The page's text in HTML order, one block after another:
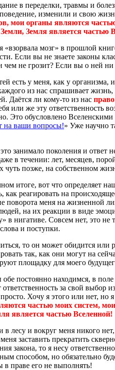
в переделки, травмы и
изменили и свою
мои органы являются
Земля является частью
«взорвала мозг» в прошлой
Если вы не знаете законы
не грозит? Если вы о ней ни
есть у меня, как у
из нас спрашивает
Даётся ли кому-то из нас
или же эту ответственность
Это обусловлено
на ваши вопросы!» Уже научно
занимало поколения и
в течении: лет, месяцев,
чуть позже, на собственном
итоге, вот что определяет
как реагировать на
поворота меня на
на их реакции в виде
в нигативе. Совсем нет, это
и поступки.
то он может обидится
так, как они могут на
площадку для моего
постоянно находимся, в
за свой выбор
Хочу я этого или нет,
частью моих систем,
является частью Вселенной!
лесу и вокруг меня никого
заставить прекратить
закона, то я несу
способом, но обязательно
в праве его не выполнять!